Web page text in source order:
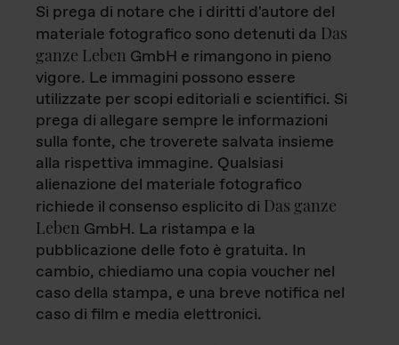
Si prega di notare che i diritti d'autore del
materiale fotografico sono detenuti da Das
ganze Leben GmbH e rimangono in pieno
vigore. Le immagini possono essere
utilizzate per scopi editoriali e scientifici. Si
prega di allegare sempre le informazioni
sulla fonte, che troverete salvata insieme
alla rispettiva immagine. Qualsiasi
alienazione del materiale fotografico
richiede il consenso esplicito di Das ganze
Leben GmbH. La ristampa e la
pubblicazione delle foto è gratuita. In
cambio, chiediamo una copia voucher nel
caso della stampa, e una breve notifica nel
caso di film e media elettronici.